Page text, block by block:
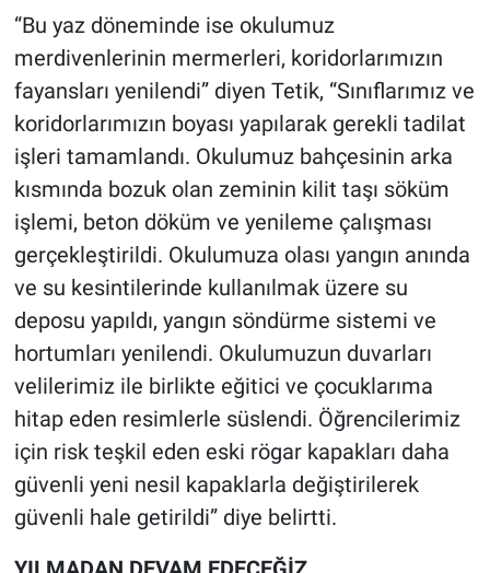
“Bu yaz döneminde ise okulumuz
merdivenlerinin mermerleri, koridorlarımızın
fayansları yenilendi” diyen Tetik, “Sınıflarımız ve
koridorlarımızın boyası yapılarak gerekli tadilat
işleri tamamlandı. Okulumuz bahçesinin arka
kısmında bozuk olan zeminin kilit taşı söküm
işlemi, beton döküm ve yenileme çalışması
gerçekleştirildi. Okulumuza olası yangın anında
ve su kesintilerinde kullanılmak üzere su
deposu yapıldı, yangın söndürme sistemi ve
hortumları yenilendi. Okulumuzun duvarları
velilerimiz ile birlikte eğitici ve çocuklarıma
hitap eden resimlerle süslendi. Öğrencilerimiz
için risk teşkil eden eski rögar kapakları daha
güvenli yeni nesil kapaklarla değiştirilerek
güvenli hale getirildi” diye belirtti.